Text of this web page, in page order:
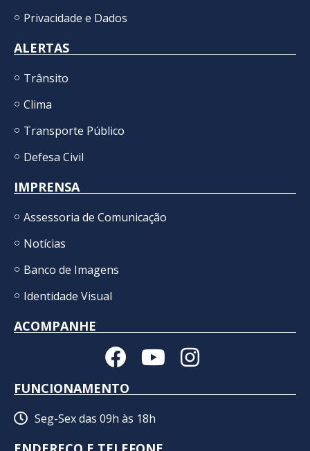
Privacidade e Dados
ALERTAS
Trânsito
Clima
Transporte Público
Defesa Civil
IMPRENSA
Assessoria de Comunicação
Notícias
Banco de Imagens
Identidade Visual
ACOMPANHE
FUNCIONAMENTO
Seg-Sex das 09h às 18h